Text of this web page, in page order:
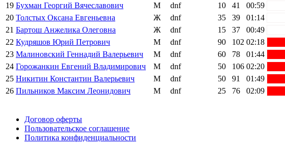
19 Бухман Георгий Вячеславович М dnf 10 41 00:59
20 Толстых Оксана Евгеньевна Ж dnf 35 39 01:14
21 Бартош Анжелика Олеговна Ж dnf 15 37 00:49
22 Кудряшов Юрий Петрович М dnf 90 102 02:18
23 Малиновский Геннадий Валерьевич М dnf 60 78 01:44
24 Горожанкин Евгений Владимирович М dnf 50 106 02:20
25 Никитин Константин Валерьевич М dnf 50 91 01:49
26 Пильников Максим Леонидович М dnf 25 76 02:09
Договор оферты
Пользовательское соглашение
Политика конфиденциальности